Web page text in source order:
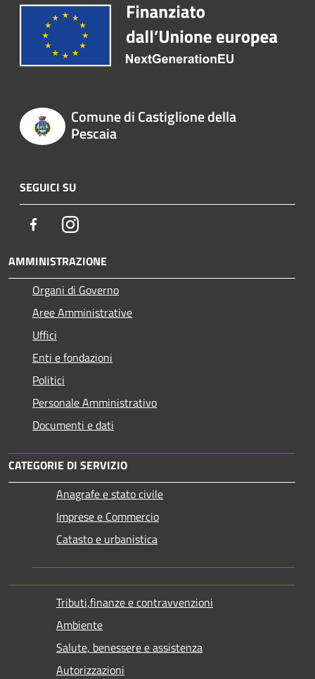
Comune di Castiglione della
Pescaia
SEGUICI SU
FacebookInstagram
AMMINISTRAZIONE
Organi di Governo
Aree Amministrative
Uffici
Enti e fondazioni
Politici
Personale Amministrativo
Documenti e dati
CATEGORIE DI SERVIZIO
Anagrafe e stato civile
Imprese e Commercio
Catasto e urbanistica
Tributi,finanze e contravvenzioni
Ambiente
Salute, benessere e assistenza
Autorizzazioni